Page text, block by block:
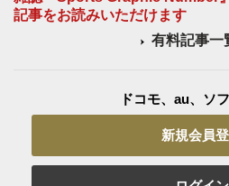
記事をお読みいただけます
有料記事一
ドコモ、au、ソ
新規会員